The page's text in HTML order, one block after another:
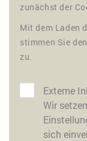
zunächst der
Mit dem Laden
stimmen Sie
zu.
Externe
Wir
sich